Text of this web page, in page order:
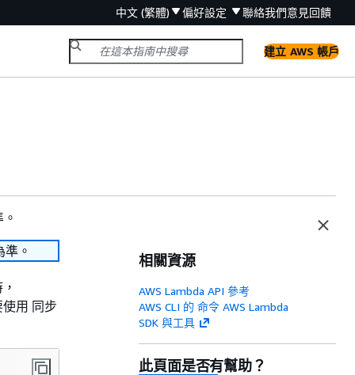
中文 (繁體) 偏好設定 聯絡我們意見回饋
建立 AWS 帳戶
。
用 同步
相關資源
AWS Lambda API 參考
AWS CLI 的 命令 AWS Lambda
SDK 與工具
此頁面是否有幫助？